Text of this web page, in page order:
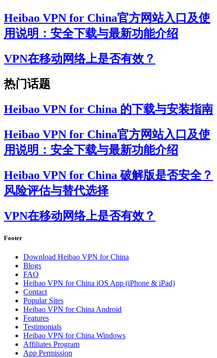
Heibao VPN for China官方网站入口及使
用说明：安全下载与最新功能介绍
VPN在移动网络上是否有效？
热门话题
Heibao VPN for China 的下载与安装指南
Heibao VPN for China官方网站入口及使
用说明：安全下载与最新功能介绍
Heibao VPN for China 破解版是否安全？
风险评估与替代选择
VPN在移动网络上是否有效？
Footer
Download Heibao VPN for China
Blogs
FAQ
Heibao VPN for China iOS App (iPhone & iPad)
Contact
Popular Sites
Heibao VPN for China Android
Features
Testimonials
Heibao VPN for China Windows
Affiliates Program
App Permission